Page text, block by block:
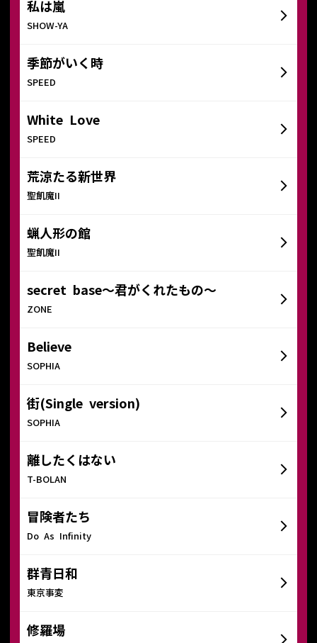
私は嵐
SHOW-YA
季節がいく時
SPEED
White Love
SPEED
荒涼たる新世界
聖飢魔II
蝋人形の館
聖飢魔II
secret base〜君がくれたもの〜
ZONE
Believe
SOPHIA
街(Single version)
SOPHIA
離したくはない
T-BOLAN
冒険者たち
Do As Infinity
群青日和
東京事変
修羅場